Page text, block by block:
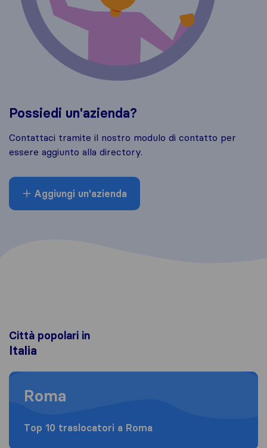
Possiedi un'azienda?
Contattaci tramite il nostro modulo di contatto per
essere aggiunto alla directory.
Aggiungi un'azienda
Città popolari in
Italia
Moving to Roma
Roma
Top 10 traslocatori a Roma